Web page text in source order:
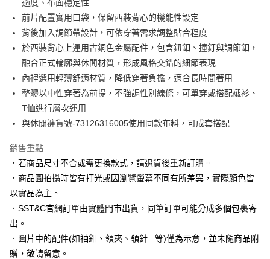
匯豐（台灣）商業銀行
華泰商業銀行
聯邦商業銀行
遠東國際商業銀行
元大商業銀行
永豐商業銀行
玉山商業銀行
星展（台灣）商業銀行
台新國際商業銀行
中國信託商業銀行
台灣樂天信用卡公司
國泰世華商業銀行
臺灣中小企業銀行
台中商業銀行
匯豐（台灣）商業銀行
華泰商業銀行
聯邦商業銀行
遠東國際商業銀行
元大商業銀行
永豐商業銀行
玉山商業銀行
星展（台灣）商業銀行
台新國際商業銀行
中國信託商業銀行
台灣樂天信用卡公司
街口支付
悠遊付
Google Pay
全盈+PAY
AFTEE先享後付
相關說明
AFTEE先享後付是「在收到商品之後才付款」的支付方式。 讓您購物簡單
便利好安心！
１．簡單：不需註冊會員、不需綁卡、不需儲值。
２．便利：只要手機號碼，簡訊認證，即可結帳。
【「AFTEE先享後付」結帳流程】
１．於結帳方式選擇「AFTEE先享後付」後，將跳轉至「AFTEE先享後付」
結帳頁面，進行簡訊認證並確認金額後，即可完成結帳。
２．訂單成立數日內，您將收到繳費通知簡訊。
３．收到繳費通知簡訊後14天內，點擊此簡訊中的連結，可透過四大超商／
運送方式
新竹物流宅配
每筆NT$120，滿NT$3,000(含以上)免運費
新竹物流離島宅配
每筆NT$350，滿NT$3,500(含以上)免運費
適度、布面穩定性
前片配置實用口袋，保留西裝背心的機能性設定
背後加入調節帶設計，可依穿著需求調整貼合程度
於西裝背心上運用古銅色金屬配件，包含鈕釦、撞釘與調節釦，
融合正式輪廓與休閒材質，形成風格交錯的細節表現
內裡選用輕薄舒適材質，降低穿著負擔，適合長時間著用
整體以中性穿著為前提，不強調性別線條，可單穿或搭配襯衫、
T恤進行層次運用
與休閒褲貨號-73126316005使用同款布料，可成套搭配
銷售重點
．若商品尺寸不合或需更換款式，請退貨後重新訂購。
．商品圖拍攝時皆有打光或因瀏覽螢幕不同有所差異，實際顏色皆
以實品為主。
．SST&C官網訂單由實體門市出貨，同筆訂單可能分成多個包裹寄
出。
．圖片中的配件(如袖釦、領夾、領針...等)僅為示意，並未隨商品附
贈，敬請留意。